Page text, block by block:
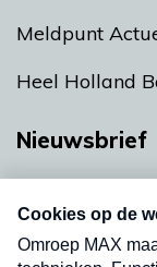
Meldpunt
Heel Holland
Nieuwsbrief
nieuwsbrief.
uw mailbox.